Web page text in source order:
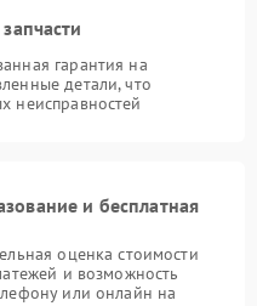
гарантия на
детали, что
неисправностей
и бесплатная
оценка стоимости
и возможность
или онлайн на